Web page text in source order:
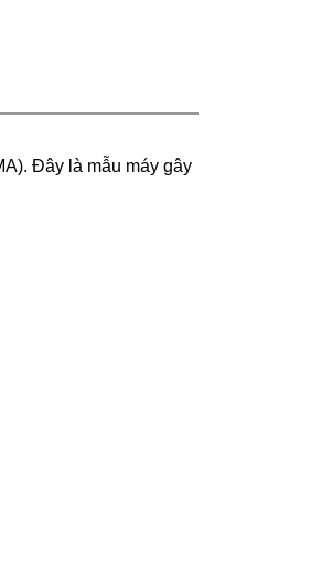
Đây là mẫu máy gây